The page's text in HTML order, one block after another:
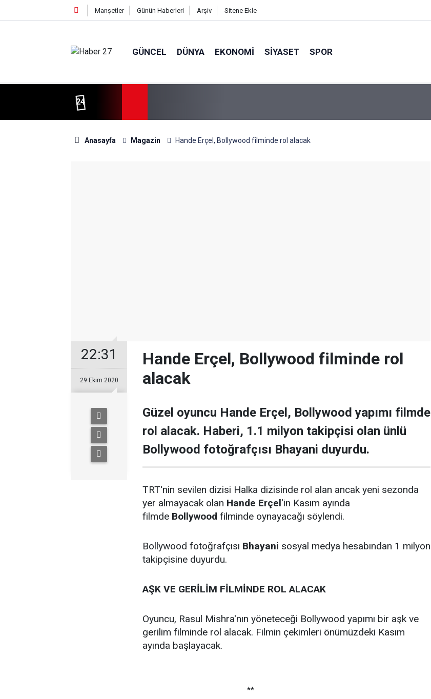
Manşetler Günün Haberleri Arşiv Sitene Ekle
GÜNCEL DÜNYA EKONOMI SIYASET SPOR
24
Anasayfa Magazin Hande Erçel, Bollywood filminde rol alacak
22:31
29 Ekim 2020
Hande Erçel, Bollywood filminde rol
alacak
Güzel oyuncu Hande Erçel, Bollywood yapımı filmde
rol alacak. Haberi, 1.1 milyon takipçisi olan ünlü
Bollywood fotoğrafçısı Bhayani duyurdu.
TRT'nin sevilen dizisi Halka dizisinde rol alan ancak yeni sezonda
yer almayacak olan Hande Erçel'in Kasım ayında
filmde Bollywood filminde oynayacağı söylendi.
Bollywood fotoğrafçısı Bhayani sosyal medya hesabından 1 milyon
takipçisine duyurdu.
AŞK VE GERİLİM FİLMİNDE ROL ALACAK
Oyuncu, Rasul Mishra'nın yöneteceği Bollywood yapımı bir aşk ve
gerilim filminde rol alacak. Filmin çekimleri önümüzdeki Kasım
ayında başlayacak.
**